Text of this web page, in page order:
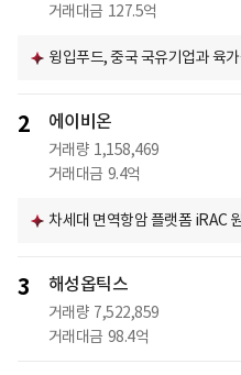
거래대금 127.5억
윙입푸드, 중국 국유기업과 육
2 에이비온
거래량 1,158,469
거래대금 9.4억
차세대 면역항암 플랫폼 iRAC
3 해성옵틱스
거래량 7,522,859
거래대금 98.4억